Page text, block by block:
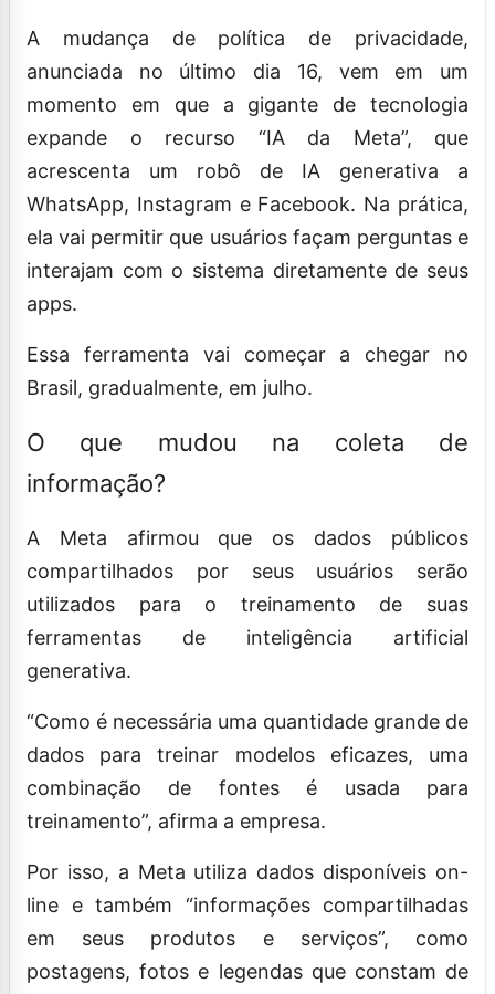
A mudança de política de privacidade,
anunciada no último dia 16, vem em um
momento em que a gigante de tecnologia
expande o recurso “IA da Meta”, que
acrescenta um robô de IA generativa a
WhatsApp, Instagram e Facebook. Na prática,
ela vai permitir que usuários façam perguntas e
interajam com o sistema diretamente de seus
apps.
Essa ferramenta vai começar a chegar no
Brasil, gradualmente, em julho.
O que mudou na coleta de
informação?
A Meta afirmou que os dados públicos
compartilhados por seus usuários serão
utilizados para o treinamento de suas
ferramentas de inteligência artificial
generativa.
“Como é necessária uma quantidade grande de
dados para treinar modelos eficazes, uma
combinação de fontes é usada para
treinamento”, afirma a empresa.
Por isso, a Meta utiliza dados disponíveis on-
line e também “informações compartilhadas
em seus produtos e serviços”, como
postagens, fotos e legendas que constam de